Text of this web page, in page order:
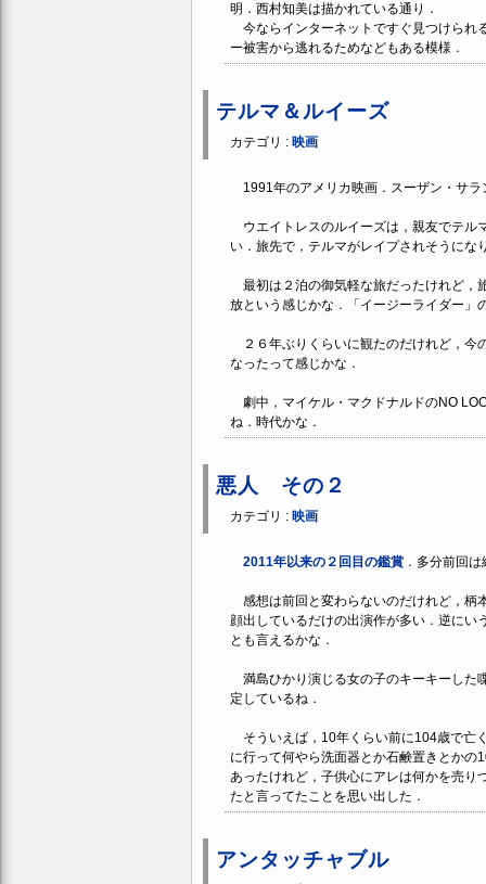
明．西村知美は描かれている通り．
今ならインターネットですぐ見つけられ
ー被害から逃れるためなどもある模様．
テルマ＆ルイーズ
カテゴリ : 映画
1991年のアメリカ映画．スーザン・サラ
ウエイトレスのルイーズは，親友でテル
い．旅先で，テルマがレイプされそうに
最初は２泊の御気軽な旅だったけれど，
放という感じかな．「イージーライダー」
２６年ぶりくらいに観たのだけれど，今
なったって感じかな．
劇中，マイケル・マクドナルドのNO
ね．時代かな．
悪人 その２
カテゴリ : 映画
2011年以来の２回目の鑑賞 ．多分前回
感想は前回と変わらないのだけれど，柄
顔出しているだけの出演作が多い．逆に
とも言えるかな．
満島ひかり演じる女の子のキーキーした
定しているね．
そういえば，10年くらい前に104歳で亡
に行って何やら洗面器とか石鹸置きとか
あったけれど，子供心にアレは何かを売り
たと言ってたことを思い出した．
アンタッチャブル